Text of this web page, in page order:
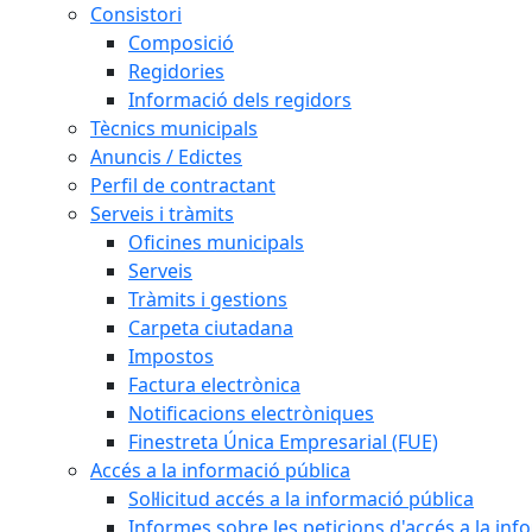
Consistori
Composició
Regidories
Informació dels regidors
Tècnics municipals
Anuncis / Edictes
Perfil de contractant
Serveis i tràmits
Oficines municipals
Serveis
Tràmits i gestions
Carpeta ciutadana
Impostos
Factura electrònica
Notificacions electròniques
Finestreta Única Empresarial (FUE)
Accés a la informació pública
Sol·licitud accés a la informació pública